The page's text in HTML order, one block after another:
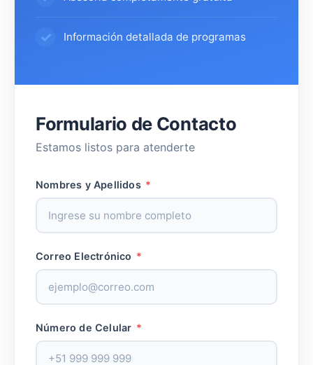
Información detallada de programas
Formulario de Contacto
Estamos listos para atenderte
Nombres y Apellidos *
Correo Electrónico *
Número de Celular *